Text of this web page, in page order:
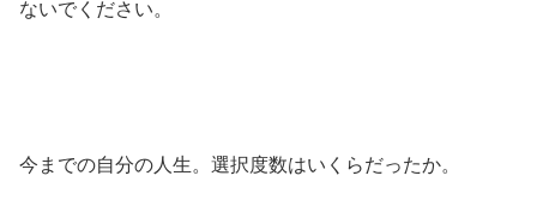
ないでください。
今までの自分の人生。選択度数はいくらだったか。